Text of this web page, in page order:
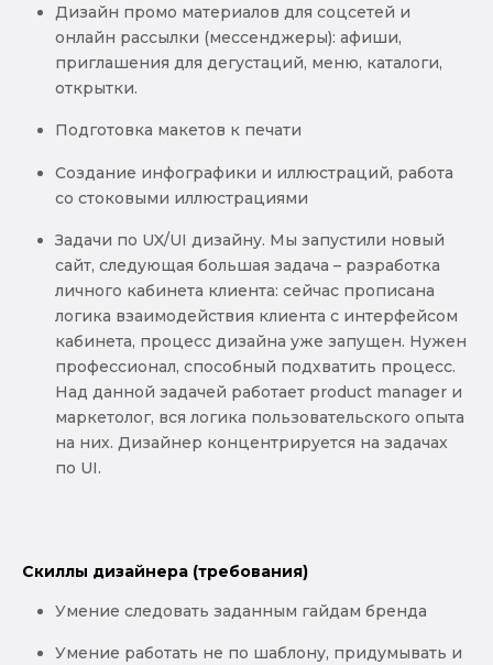
Дизайн промо материалов для соцсетей и
онлайн рассылки (мессенджеры): афиши,
приглашения для дегустаций, меню, каталоги,
открытки.
Подготовка макетов к печати
Создание инфографики и иллюстраций, работа
со стоковыми иллюстрациями
Задачи по UX/UI дизайну. Мы запустили новый
сайт, следующая большая задача – разработка
личного кабинета клиента: сейчас прописана
логика взаимодействия клиента с интерфейсом
кабинета, процесс дизайна уже запущен. Нужен
профессионал, способный подхватить процесс.
Над данной задачей работает product manager и
маркетолог, вся логика пользовательского опыта
на них. Дизайнер концентрируется на задачах
по UI.
Скиллы дизайнера (требования)
Умение следовать заданным гайдам бренда
Умение работать не по шаблону, придумывать и